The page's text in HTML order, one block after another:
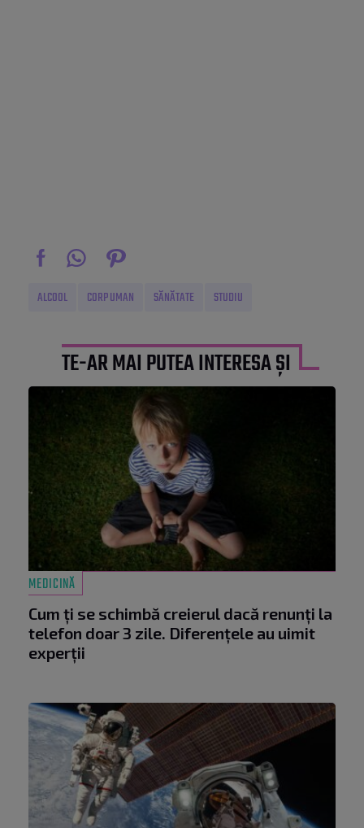
ALCOOL CORP UMAN SĂNĂTATE STUDIU
TE-AR MAI PUTEA INTERESA ȘI
MEDICINĂ
Cum ți se schimbă creierul dacă renunți la
telefon doar 3 zile. Diferențele au uimit
experții